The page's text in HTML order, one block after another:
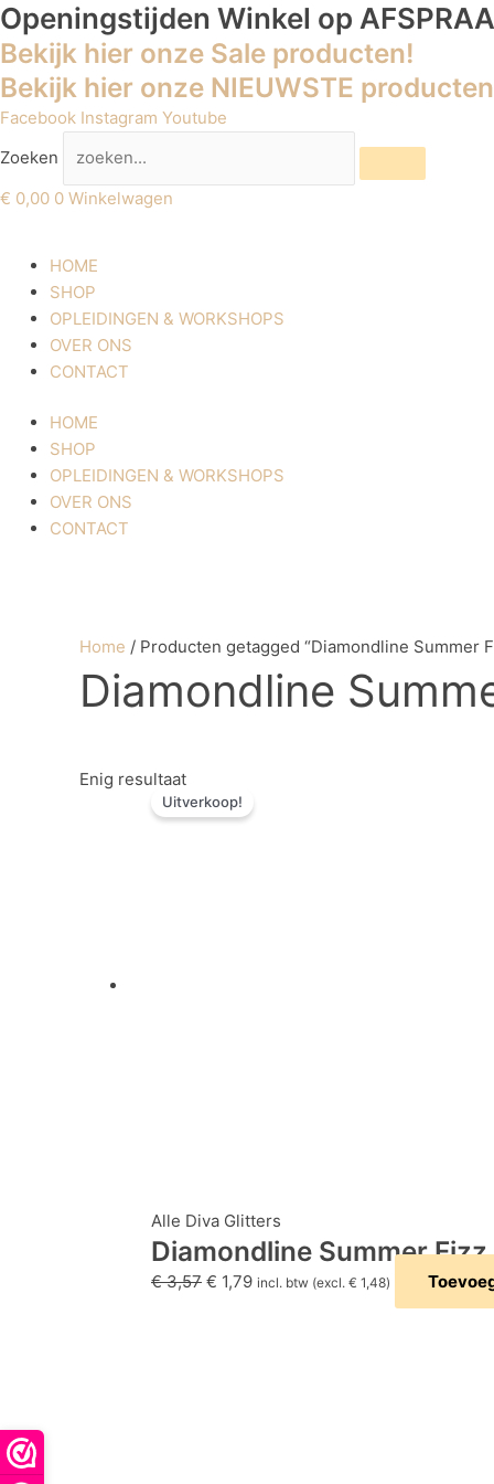
Ga
naar
de
inhoud
Openingstijden Winkel op
Bekijk hier onze Sale producten!
Bekijk hier onze NIEUWSTE producten
Facebook Instagram Youtube
Zoeken
€ 0,00 0 Winkelwagen
HOME
SHOP
OPLEIDINGEN & WORKSHOPS
OVER ONS
CONTACT
HOME
SHOP
OPLEIDINGEN & WORKSHOPS
OVER ONS
CONTACT
Home / Producten getagged “Diamondline Summer
Diamondline
Enig resultaat
Uitverkoop!
Alle Diva Glitters
Diamondline Summer
€3,57
prijs
€ 1,79 incl. btw (excl. € 1,48)